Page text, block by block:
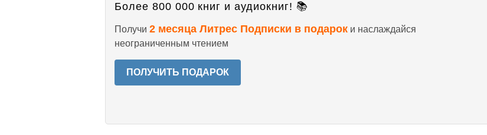
Более 800 000 книг и аудиокниг! 📚
Получи 2 месяца Литрес Подписки в подарок и наслаждайся
неограниченным чтением
ПОЛУЧИТЬ ПОДАРОК